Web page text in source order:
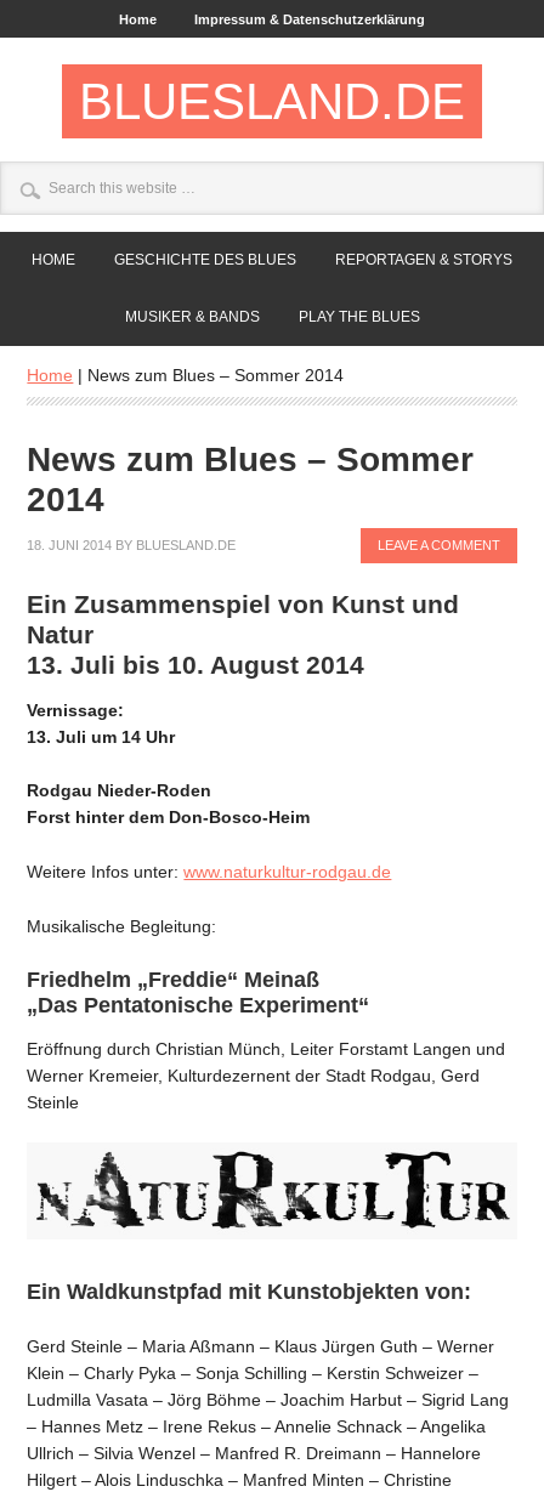
Home Impressum & Datenschutzerklärung
BLUESLAND.DE
HOME GESCHICHTE DES BLUES REPORTAGEN & STORYS
MUSIKER & BANDS PLAY THE BLUES
Home | News zum Blues – Sommer 2014
News zum Blues – Sommer
2014
18. JUNI 2014 BY BLUESLAND.DE LEAVE A COMMENT
Ein Zusammenspiel von Kunst und
Natur
13. Juli bis 10. August 2014
Vernissage:
13. Juli um 14 Uhr
Rodgau Nieder-Roden
Forst hinter dem Don-Bosco-Heim
Weitere Infos unter:www.naturkultur-rodgau.de
Musikalische Begleitung:
Friedhelm „Freddie“ Meinaß
„Das Pentatonische Experiment“
Eröffnung durch Christian Münch, Leiter Forstamt Langen und
Werner Kremeier, Kulturdezernent der Stadt Rodgau, Gerd
Steinle
Ein Waldkunstpfad mit Kunstobjekten von:
Gerd Steinle – Maria Aßmann – Klaus Jürgen Guth – Werner
Klein – Charly Pyka – Sonja Schilling – Kerstin Schweizer –
Ludmilla Vasata – Jörg Böhme – Joachim Harbut – Sigrid Lang
– Hannes Metz – Irene Rekus – Annelie Schnack – Angelika
Ullrich – Silvia Wenzel – Manfred R. Dreimann – Hannelore
Hilgert – Alois Linduschka – Manfred Minten – Christine